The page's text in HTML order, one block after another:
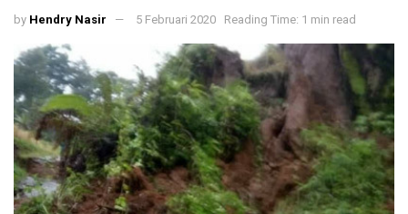
by Hendry Nasir 5 Februari 2020 Reading Time: 1 min read